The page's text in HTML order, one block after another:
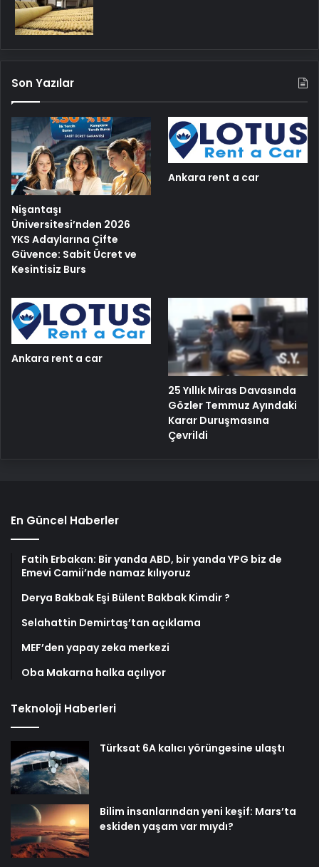
Son Yazılar
Nişantaşı
Üniversitesi’nden 2026
YKS Adaylarına Çifte
Güvence: Sabit Ücret ve
Kesintisiz Burs
Ankara rent a car
Ankara rent a car
25 Yıllık Miras Davasında
Gözler Temmuz Ayındaki
Karar Duruşmasına
Çevrildi
En Güncel Haberler
Fatih Erbakan: Bir yanda ABD, bir yanda YPG biz de
Emevi Camii’nde namaz kılıyoruz
Derya Bakbak Eşi Bülent Bakbak Kimdir ?
Selahattin Demirtaş’tan açıklama
MEF’den yapay zeka merkezi
Oba Makarna halka açılıyor
Teknoloji Haberleri
Türksat 6A kalıcı yörüngesine ulaştı
Bilim insanlarından yeni keşif: Mars’ta
eskiden yaşam var mıydı?